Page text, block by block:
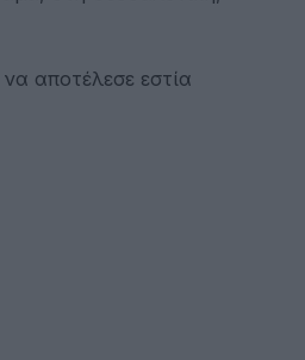
αποτέλεσε εστία